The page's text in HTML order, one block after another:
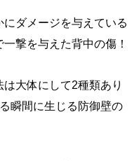
ダメージを与えている
撃を与えた背中の傷！
大体にして2種類あり
瞬間に生じる防御壁の